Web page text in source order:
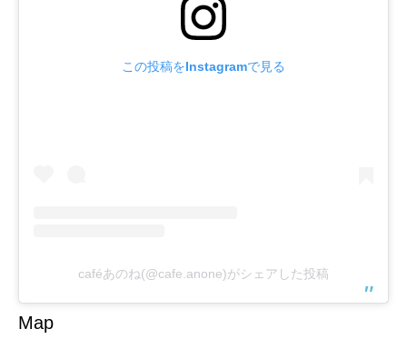
この投稿をInstagramで見る
caféあのね(@cafe.anone)がシェアした投稿
Map